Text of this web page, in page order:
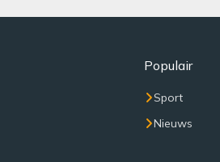
Populair
Sport
Nieuws